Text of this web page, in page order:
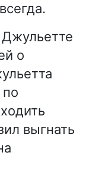
о
по
выгнать